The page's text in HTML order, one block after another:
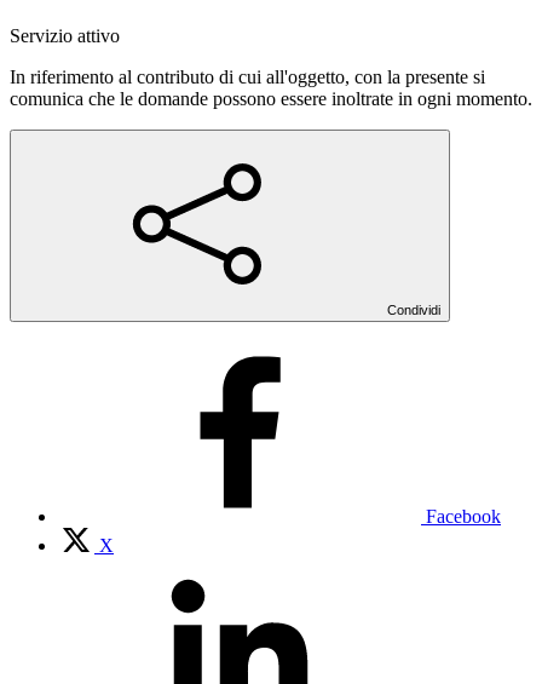
Servizio attivo
In riferimento al contributo di cui all'oggetto, con la presente si
comunica che le domande possono essere inoltrate in ogni momento.
Condividi
Facebook
X